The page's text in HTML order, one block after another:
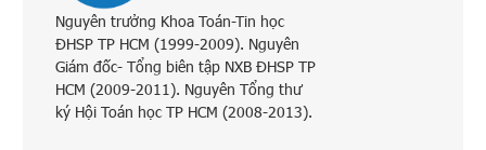
Nguyên trưởng Khoa Toán-Tin học
ĐHSP TP HCM (1999-2009). Nguyên
Giám đốc- Tổng biên tập NXB ĐHSP TP
HCM (2009-2011). Nguyên Tổng thư
ký Hội Toán học TP HCM (2008-2013).